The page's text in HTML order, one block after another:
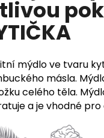
mýdlo ve tvaru
másla.
celého těla.
a je vhodné pro
OVESNÁ